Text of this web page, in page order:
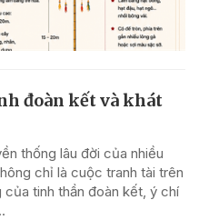
đoàn kết và khát
thống lâu đời của nhiều
chỉ là cuộc tranh tài trên
tinh thần đoàn kết, ý chí